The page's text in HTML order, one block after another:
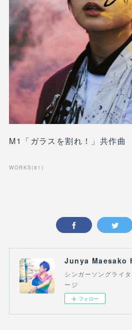
M1「ガラスを割れ！」共作曲
WORKS (81 )
Junya Maesako
シンガーソングライ
ージ
フォロー